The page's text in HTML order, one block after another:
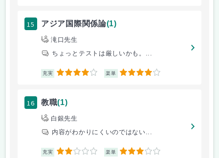
15 アジア国際関係論(1)
滝口先生
ちょっとテストは厳しいかも。...
充実 4 楽単 4
16 教職(1)
白銀先生
内容がわかりにくいのではない...
充実 2 楽単 3